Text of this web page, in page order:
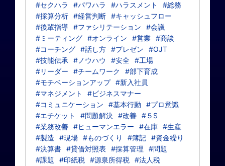
#セクハラ
#パワハラ #ハラスメント
#総務
#採算分析 #経営判断 #キャッシュフロー
#後輩指導 #ファシリテーション
#会議
#ミーティング #オンライン #営業 #商談
#コーチング #話し方 #プレゼン
#OJT
#技能伝承
#ノウハウ #安全 #工場
#リーダー
#チームワーク
#部下育成
#モチベーションアップ #新入社員
#マネジメント
#ビジネスマナー
#コミュニケーション
#基本行動
#プロ意識
#エチケット
#問題解決 #改善 #５S
#業務改善 #ヒューマンエラー #在庫 #生産
#製造
#現場 #ものづくり #簿記 #資金繰り
#決算書 #貸借対照表 #採算管理
#問題
#課題
#印紙税 #源泉所得税 #法人税